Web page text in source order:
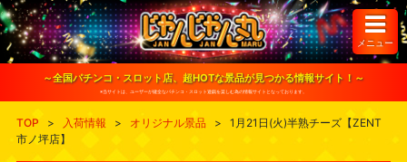
S
k
i
o
メニュー
～全国パチンコ・スロット店、超HOTな景品が見つかる情報サイト！～
※当サイトは、ユーザーが健全なパチンコ・スロット遊戯を楽しむ為の情報サイトとなっております。
TOP > 入荷情報 > オリジナル景品 >
1月21日(火)半熟チーズ【ZENT
市ノ坪店】